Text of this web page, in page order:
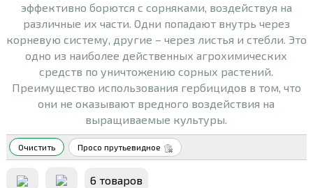
эффективно борются с сорняками, воздействуя на
различные их части. Одни попадают внутрь через
корневую систему, другие – через листья и стебли. Это
одно из наиболее действенных агрохимических
средств по уничтожению сорных растений.
Преимущество использования гербицидов в том, что
они не оказывают вредного воздействия на
выращиваемые культуры.
Очистить Просо прутьевидное
6 товаров